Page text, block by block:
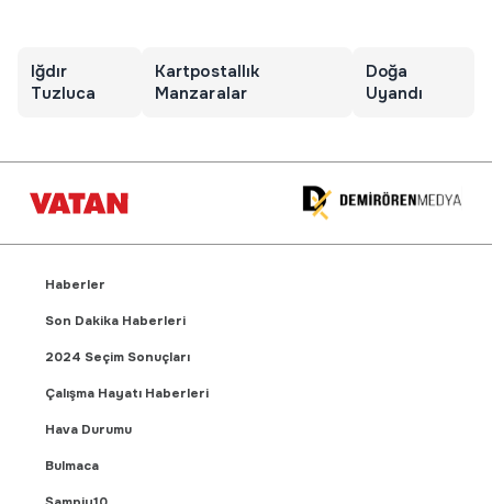
Iğdır
Tuzluca
Kartpostallık
Manzaralar
Doğa
Uyandı
Haberler
Son Dakika Haberleri
2024 Seçim Sonuçları
Çalışma Hayatı Haberleri
Hava Durumu
Bulmaca